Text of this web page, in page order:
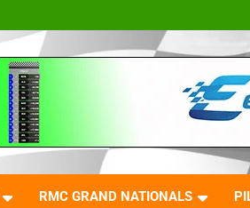
RMC GRAND NATIONALS